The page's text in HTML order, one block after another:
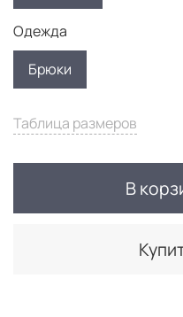
Таблица размеров
В
Одежда
Брюки